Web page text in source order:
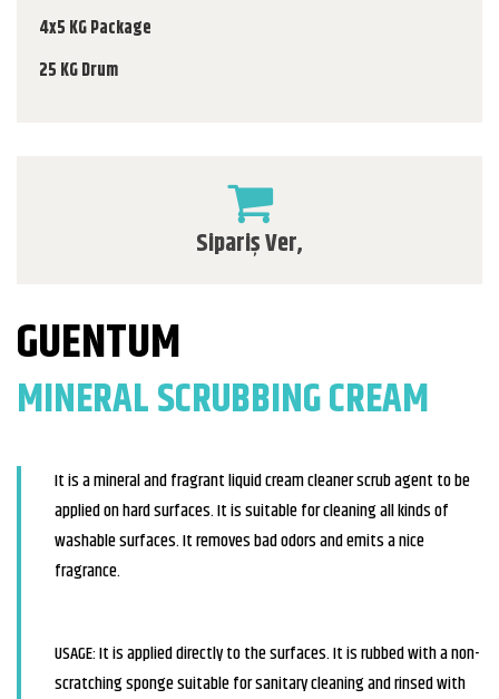
4x5 KG Package
25 KG Drum
Sipariş Ver,
GUENTUM
MINERAL SCRUBBING CREAM
It is a mineral and fragrant liquid cream cleaner scrub agent to be
applied on hard surfaces. It is suitable for cleaning all kinds of
washable surfaces. It removes bad odors and emits a nice
fragrance.
USAGE: It is applied directly to the surfaces. It is rubbed with a non-
scratching sponge suitable for sanitary cleaning and rinsed with